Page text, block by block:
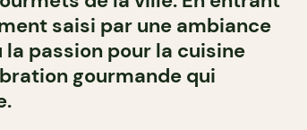
saisi par une ambiance
passion pour la cuisine
gourmande qui